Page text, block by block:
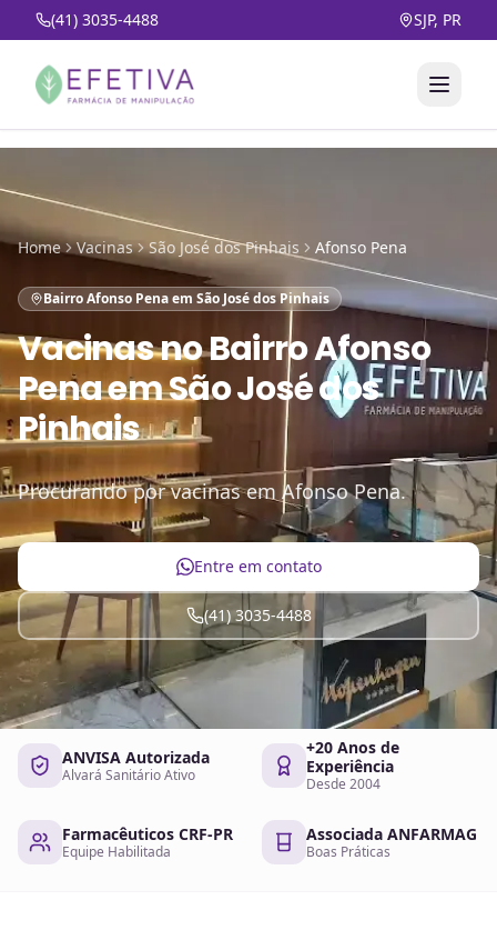
(41) 3035-4488 SJP, PR
Home Vacinas São José dos Pinhais Afonso Pena
Bairro Afonso Pena em São José dos Pinhais
VacinasnoBairro Afonso
Pena em São José dos
Pinhais
Procurando por vacinas em Afonso Pena.
Entre em contato
(41) 3035-4488
ANVISA Autorizada
Alvará Sanitário Ativo
+20 Anos de
Experiência
Desde 2004
Farmacêuticos CRF-PR
Equipe Habilitada
Associada ANFARMAG
Boas Práticas